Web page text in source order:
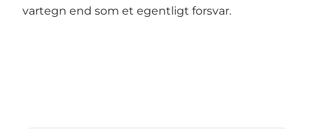
vartegn end som et egentligt forsvar.